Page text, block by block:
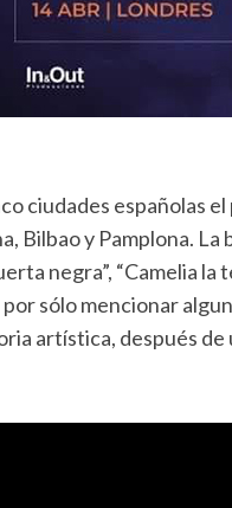
ciudades españolas
Bilbao y Pamplona. La
negra”, “Camelia la
sólo mencionar
artística, después de